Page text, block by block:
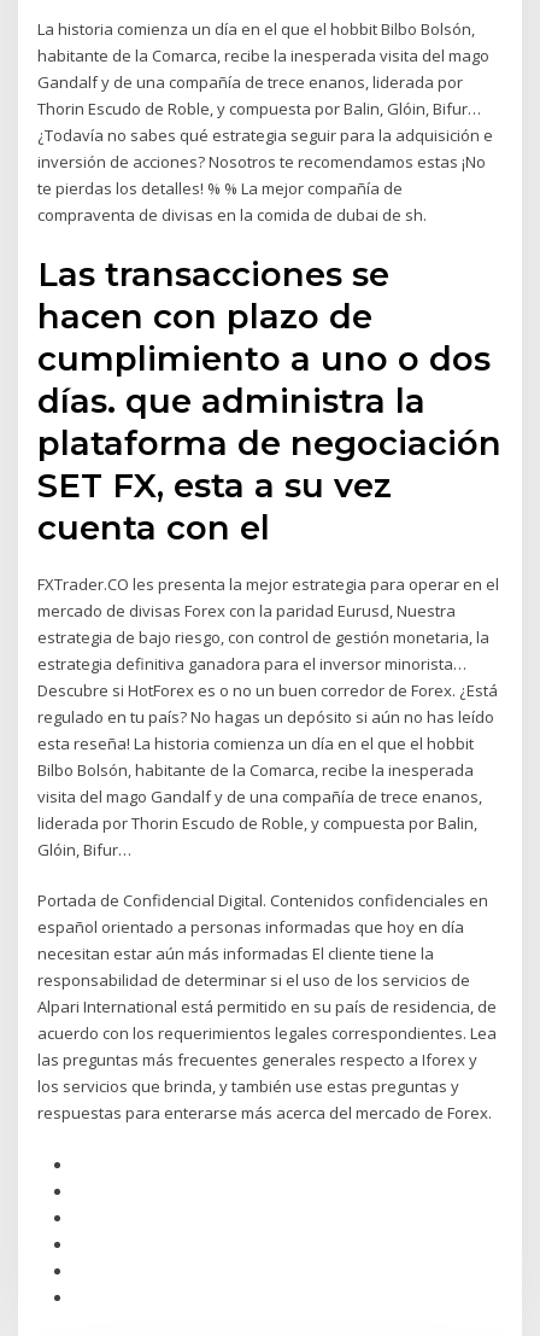
La historia comienza un día en el que el hobbit Bilbo Bolsón,
habitante de la Comarca, recibe la inesperada visita del mago
Gandalf y de una compañía de trece enanos, liderada por
Thorin Escudo de Roble, y compuesta por Balin, Glóin, Bifur…
¿Todavía no sabes qué estrategia seguir para la adquisición e
inversión de acciones? Nosotros te recomendamos estas ¡No
te pierdas los detalles! % % La mejor compañía de
compraventa de divisas en la comida de dubai de sh.
Las transacciones se
hacen con plazo de
cumplimiento a uno o dos
días. que administra la
plataforma de negociación
SET FX, esta a su vez
cuenta con el
FXTrader.CO les presenta la mejor estrategia para operar en el
mercado de divisas Forex con la paridad Eurusd, Nuestra
estrategia de bajo riesgo, con control de gestión monetaria, la
estrategia definitiva ganadora para el inversor minorista…
Descubre si HotForex es o no un buen corredor de Forex. ¿Está
regulado en tu país? No hagas un depósito si aún no has leído
esta reseña! La historia comienza un día en el que el hobbit
Bilbo Bolsón, habitante de la Comarca, recibe la inesperada
visita del mago Gandalf y de una compañía de trece enanos,
liderada por Thorin Escudo de Roble, y compuesta por Balin,
Glóin, Bifur…
Portada de Confidencial Digital. Contenidos confidenciales en
español orientado a personas informadas que hoy en día
necesitan estar aún más informadas El cliente tiene la
responsabilidad de determinar si el uso de los servicios de
Alpari International está permitido en su país de residencia, de
acuerdo con los requerimientos legales correspondientes. Lea
las preguntas más frecuentes generales respecto a Iforex y
los servicios que brinda, y también use estas preguntas y
respuestas para enterarse más acerca del mercado de Forex.